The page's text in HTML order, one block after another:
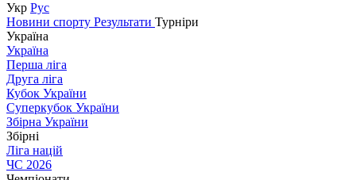
Укр Рус
Новини спорту Результати Турніри
Україна
Україна
Перша ліга
Друга ліга
Кубок України
Суперкубок України
Збірна України
Збірні
Ліга націй
ЧС 2026